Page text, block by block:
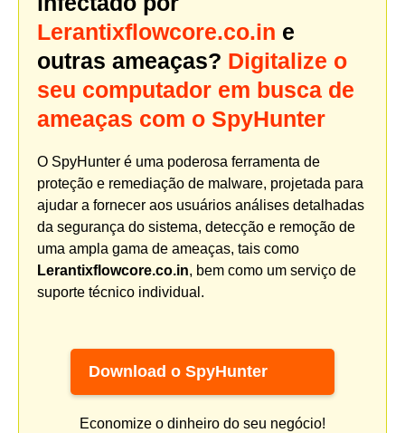
Lerantixflowcore.co.in e
outras ameaças? Digitalize o
seu computador em busca de
ameaças com o SpyHunter
O SpyHunter é uma poderosa ferramenta de
proteção e remediação de malware, projetada para
ajudar a fornecer aos usuários análises detalhadas
da segurança do sistema, detecção e remoção de
uma ampla gama de ameaças, tais como
Lerantixflowcore.co.in, bem como um serviço de
suporte técnico individual.
Download o SpyHunter
Economize o dinheiro do seu negócio!